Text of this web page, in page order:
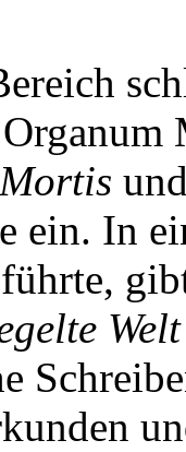
ein. In
Welt